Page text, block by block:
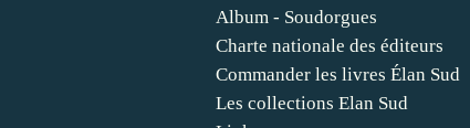
Album - Soudorgues
Charte nationale des éditeurs
Commander les livres Élan Sud
Les collections Elan Sud